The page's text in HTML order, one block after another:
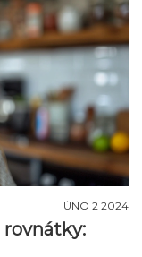
ÚNO 2 2024
rovnátky: